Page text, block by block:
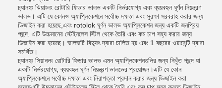
চ্যানহং ঝিয়াংলং রোটারি ফিডার ভালভ একটি নির্ভরযোগ্য এবং ব্যয়বহুল ঘূর্ণন নিয়ন্ত্রণ
ভালভ। এটি যে কোনও অ্যাপ্লিকেশনে সর্বোচ্চ দক্ষতা এবং সুরক্ষা সরবরাহ করার জন্য
ডিজাইন করা হয়েছে,এবং rotolok ঘূর্ণন ভালভ অ্যাপ্লিকেশন জন্য একটি জনপ্রিয়
পছন্দ. এটি উচ্চমানের স্টেইনলেস স্টিল থেকে তৈরি এবং কম চাপ সহ্য করার জন্য
ডিজাইন করা হয়েছে। ভালভটি বিদ্যুৎ দ্বারা চালিত হয় এবং 1 বছরের ওয়ারেন্টি দ্বারা
সমর্থিত।
চ্যানহং সিয়ানলং রোটারি ফিডার ভালভ এমন অ্যাপ্লিকেশনগুলির জন্য নিখুঁত পছন্দ যা
একটি নির্ভরযোগ্য, ব্যয়বহুল ঘূর্ণন নিয়ন্ত্রণ ভালভের প্রয়োজন।এটি যে কোন
অ্যাপ্লিকেশনে সর্বোচ্চ দক্ষতা এবং নিরাপত্তা প্রদান করার জন্য ডিজাইন করা